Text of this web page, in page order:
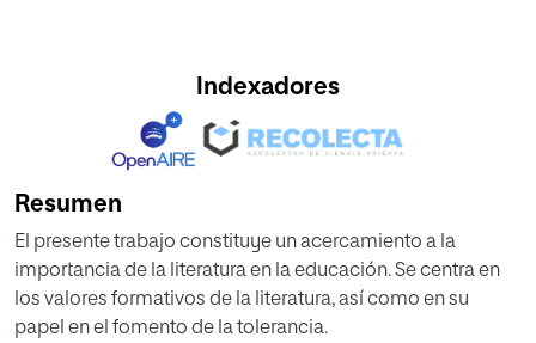
Indexadores
Resumen
El presente trabajo constituye un acercamiento a la
importancia de la literatura en la educación. Se centra en
los valores formativos de la literatura, así como en su
papel en el fomento de la tolerancia.